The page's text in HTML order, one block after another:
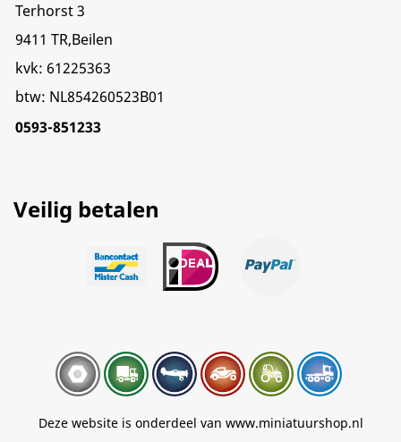
Terhorst 3
9411 TR,Beilen
kvk: 61225363
btw: NL854260523B01
0593-851233
Veilig betalen
Deze website is onderdeel van www.miniatuurshop.nl